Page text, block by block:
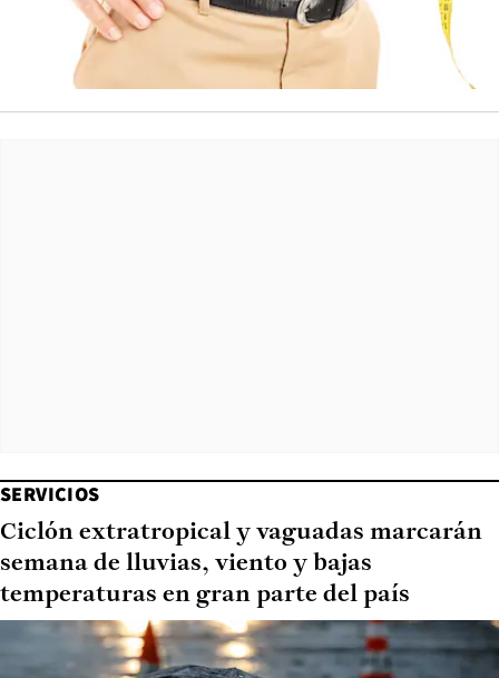
SERVICIOS
Ciclón extratropical y vaguadas marcarán
semana de lluvias, viento y bajas
temperaturas en gran parte del país